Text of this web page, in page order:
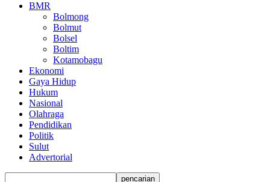
BMR
Bolmong
Bolmut
Bolsel
Boltim
Kotamobagu
Ekonomi
Gaya Hidup
Hukum
Nasional
Olahraga
Pendidikan
Politik
Sulut
Advertorial